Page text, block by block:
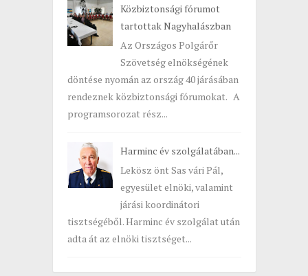
Közbiztonsági fórumot
tartottak Nagyhalászban
Az Országos Polgárőr
Szövetség elnökségének
döntése nyomán az ország 40 járásában
rendeznek közbiztonsági fórumokat. A
programsorozat rész...
Harminc év szolgálatában...
Lekösz önt Sas vári Pál,
egyesület elnöki, valamint
járási koordinátori
tisztségéből. Harminc év szolgálat után
adta át az elnöki tisztséget...